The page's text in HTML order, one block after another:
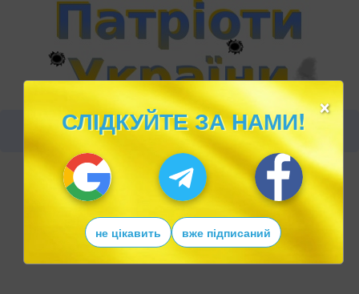
×
СЛІДКУЙТЕ ЗА НАМИ!
не цікавить вже підписаний